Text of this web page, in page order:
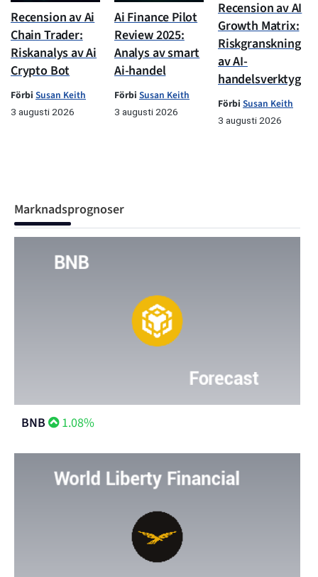
Recension av Ai
Chain Trader:
Riskanalys av Ai
Crypto Bot
Förbi Susan Keith
3 augusti 2026
Ai Finance Pilot
Review 2025:
Analys av smart
Ai-handel
Förbi Susan Keith
3 augusti 2026
Recension av AI
Growth Matrix:
Riskgranskning
av AI-
handelsverktyg
Förbi Susan Keith
3 augusti 2026
Marknadsprognoser
BNB 1.08%